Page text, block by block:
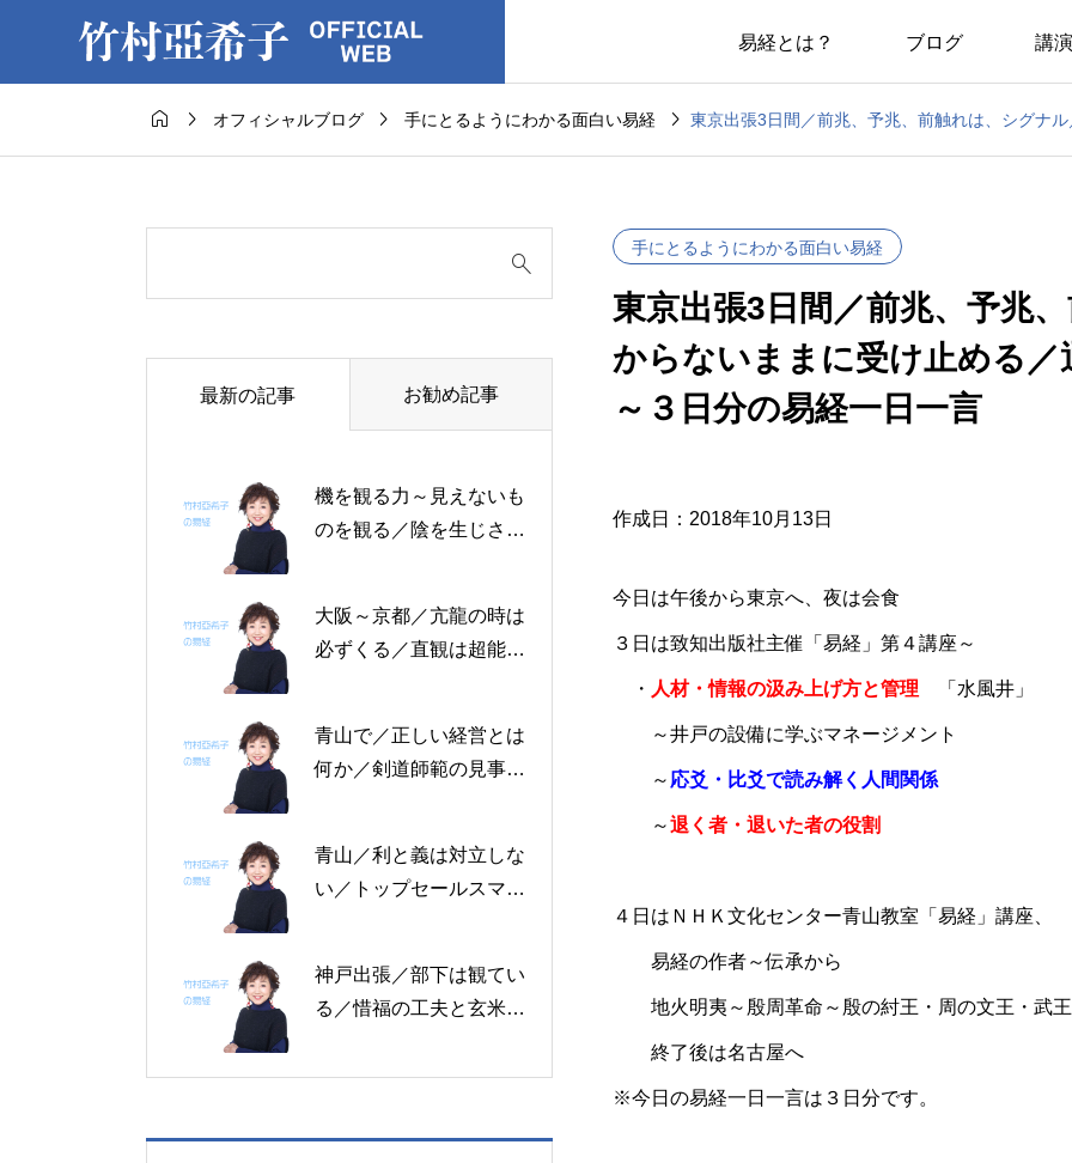
易経とは？ ブログ 講
  オフィシャルブログ  手にとるようにわかる面白い易経 
手にとるようにわかる面白い易経
東京出張3日間／前兆、予兆
からないままに受け止める
～３日分の易経一日一言
作成日：2018年10月13日
今日は午後から東京へ、夜は会食
３日は致知出版社主催「易経」第４講座～
・ 人材・情報の汲み上げ方と管理 「水風井」
～井戸の設備に学ぶマネージメント
～ 応爻・比爻で読み解く人間関係
～退く者・退いた者の役割
４日は ＮＨＫ文化センター青山教室「易経」講座
易経の作者～伝承から
地火明夷～殷周革命～殷の紂王・周の文王・武
終了後は名古屋へ
※今日の易経一日一言は３日分です。
最新の記事 お勧め記事
機を観る力～見えないも
のを観る／陰を生じさせ
月4日～2月8日の5日分
の易経一日一言
大阪～京都／亢龍の時は
必ずくる／直観は超能力
月3日の5日分の易経一日
一言
青山で／正しい経営とは
何か／剣道師範の見事な
日の5日分の易経一日一
言
青山／利と義は対立しな
い／トップセールスマン
の書～1月19日～24日の
6日分の易経一日一言
神戸出張／部下は観てい
る／惜福の工夫と玄米食
の書～1月14日～18日の